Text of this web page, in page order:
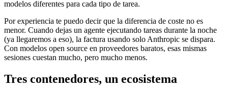
modelos diferentes para cada tipo de tarea.
Por experiencia te puedo decir que la diferencia de coste no es
menor. Cuando dejas un agente ejecutando tareas durante la noche
(ya llegaremos a eso), la factura usando solo Anthropic se dispara.
Con modelos open source en proveedores baratos, esas mismas
sesiones cuestan mucho, pero mucho menos.
Tres contenedores, un ecosistema